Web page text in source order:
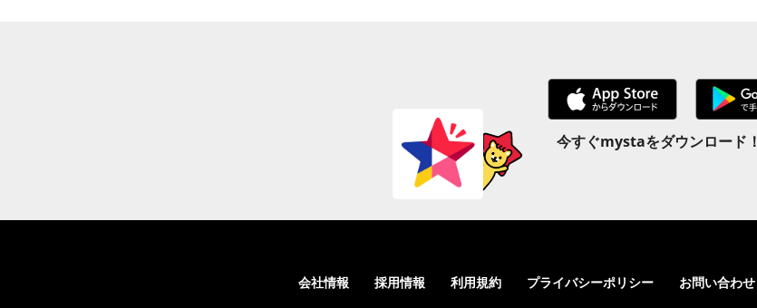
今すぐmystaをダウンロード！
会社情報 採用情報 利用規約 プライバシーポリシー お問い合わせ